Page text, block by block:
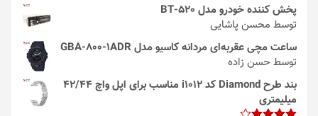
پخش کننده خودرو مدل 520-BT
توسط محسن پاشایی
ساعت مچی عقربه‌ای مردانه کاسیو مدل GBA-800-1ADR
توسط حسن زاده
بند طرح Diamond کد i1012 مناسب برای اپل واچ 42/44
میلیمتری